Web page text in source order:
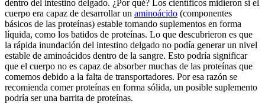
dentro del intestino delgado. ¿Por qué? Los científicos midieron si el
cuerpo era capaz de desarrollar un aminoácido (componentes
básicos de las proteínas) estable tomando suplementos en forma
líquida, como los batidos de proteínas. Lo que descubrieron es que
la rápida inundación del intestino delgado no podía generar un nivel
estable de aminoácidos dentro de la sangre. Esto podría significar
que el cuerpo no es capaz de absorber muchas de las proteínas que
comemos debido a la falta de transportadores. Por esa razón se
recomienda comer proteínas en forma sólida, un posible suplemento
podría ser una barrita de proteínas.